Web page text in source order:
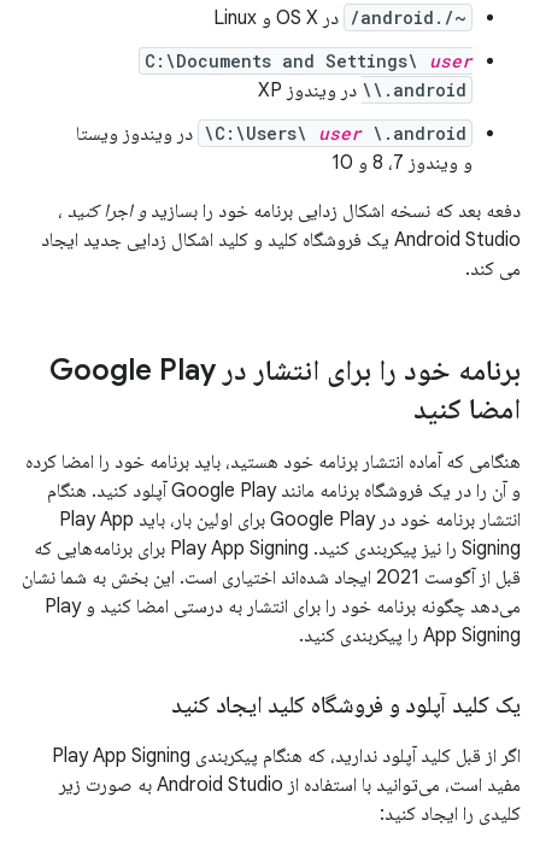
~/.android/ در OS X و Linux
C:\Documents and Settings\ user
\.android\
در ویندوز XP
C:\Users\ user\.android\
در ویندوز ویستا
و ویندوز 7، 8 و 10
دفعه بعد که نسخه اشکال زدایی برنامه خود را بسازیدو اجرا کنید ،
Android Studio یک فروشگاه کلید و کلید اشکال زدایی جدید ایجاد
می کند.
برنامه خود را برای انتشار در Google Play
امضا کنید
هنگامی که آماده انتشار برنامه خود هستید، باید برنامه خود را امضا کرده
و آن را در یک فروشگاه برنامه مانند Google Play آپلود کنید. هنگام
انتشار برنامه خود در Google Play برای اولین بار، باید Play App
Signing را نیز پیکربندی کنید. Play App Signing برای برنامه‌هایی که
قبل از آگوست 2021 ایجاد شده‌اند اختیاری است. این بخش به شما نشان
می‌دهد چگونه برنامه خود را برای انتشار به درستی امضا کنید و Play
App Signing را پیکربندی کنید.
یک کلید آپلود و فروشگاه کلید ایجاد کنید
اگر از قبل کلید آپلود ندارید، که هنگام پیکربندی Play App Signing
مفید است، می‌توانید با استفاده از Android Studio به صورت زیر
کلیدی را ایجاد کنید: